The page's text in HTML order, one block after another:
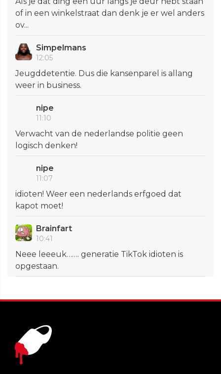
of in een winkelstraat dan denk je er wel anders
ov...
Simpelmans
12:05
Jeugddetentie. Dus die kansenparel is allang
weer in business.
nipe
11:10
Verwacht van de nederlandse politie geen
logisch denken!
nipe
11:07
idioten! Weer een nederlands erfgoed dat
kapot moet!
Brainfart
10:41
Neee leeeuk……. generatie TikTok idioten is
opgestaan.